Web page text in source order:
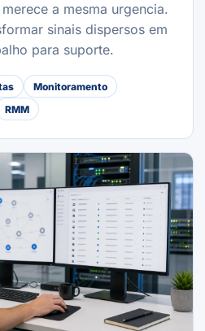
a mesma urgencia.
sinais dispersos em
para suporte.
Monitoramento
RMM